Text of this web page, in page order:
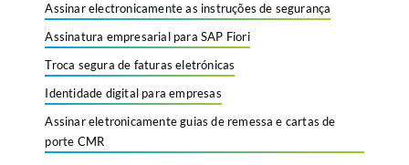
Assinar electronicamente as instruções de segurança
Assinatura empresarial para SAP Fiori
Troca segura de faturas eletrónicas
Identidade digital para empresas
Assinar eletronicamente guias de remessa e cartas de
porte CMR